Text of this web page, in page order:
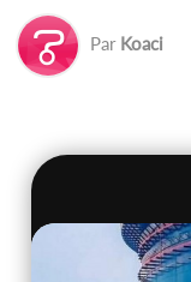
Par Koaci